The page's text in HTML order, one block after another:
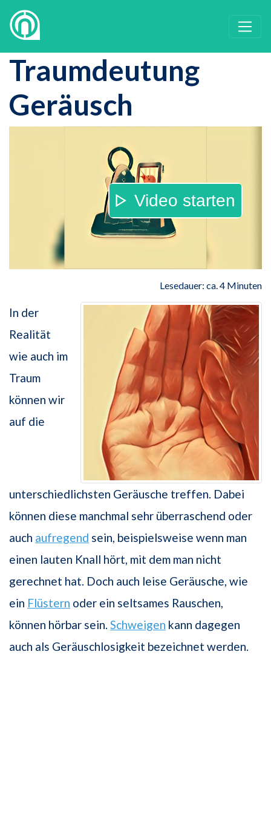
Traumdeutung
Geräusch
Video starten
Lesedauer: ca. 4 Minuten
In der
Realität
wie auch im
Traum
können wir
auf die
unterschiedlichsten Geräusche treffen. Dabei
können diese manchmal sehr überraschend oder
auch aufregend sein, beispielsweise wenn man
einen lauten Knall hört, mit dem man nicht
gerechnet hat. Doch auch leise Geräusche, wie
ein Flüstern oder ein seltsames Rauschen,
können hörbar sein. Schweigen kann dagegen
auch als Geräuschlosigkeit bezeichnet werden.